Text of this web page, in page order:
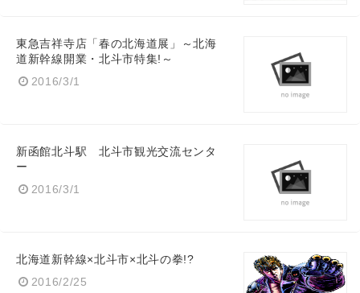
東急吉祥寺店「春の北海道展」～北海
道新幹線開業・北斗市特集!～
2016/3/1
新函館北斗駅 北斗市観光交流センタ
ー
2016/3/1
北海道新幹線×北斗市×北斗の拳!?
2016/2/25